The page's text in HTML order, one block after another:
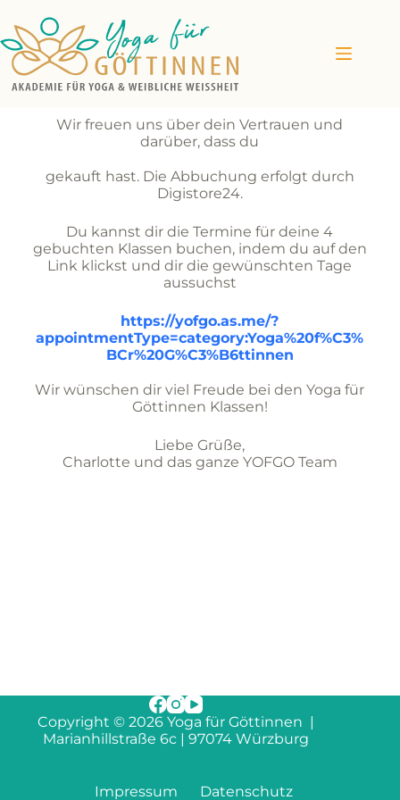
Wir freuen uns über dein Vertrauen und
darüber, dass du
gekauft hast. Die Abbuchung erfolgt durch
Digistore24.
Du kannst dir die Termine für deine 4
gebuchten Klassen buchen, indem du auf den
Link klickst und dir die gewünschten Tage
aussuchst
https://yofgo.as.me/?
appointmentType=category:Yoga%20f%C3%
BCr%20G%C3%B6ttinnen
Wir wünschen dir viel Freude bei den Yoga für
Göttinnen Klassen!
Liebe Grüße,
Charlotte und das ganze YOFGO Team
Copyright © 2026 Yoga für Göttinnen |
Marianhillstraße 6c | 97074 Würzburg
Impressum Datenschutz